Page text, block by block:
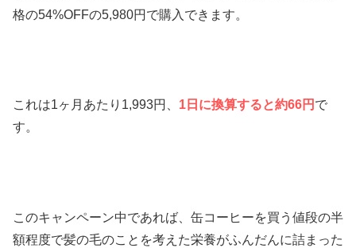
格の54%OFFの5,980円で購入できます。
これは1ヶ月あたり1,993円、 1日に換算すると約66円 で
す。
このキャンペーン中であれば、缶コーヒーを買う値段の半
額程度で髪の毛のことを考えた栄養がふんだんに詰まった